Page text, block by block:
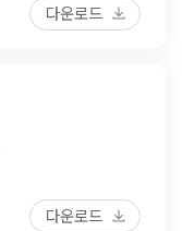
다운로드
다운로드